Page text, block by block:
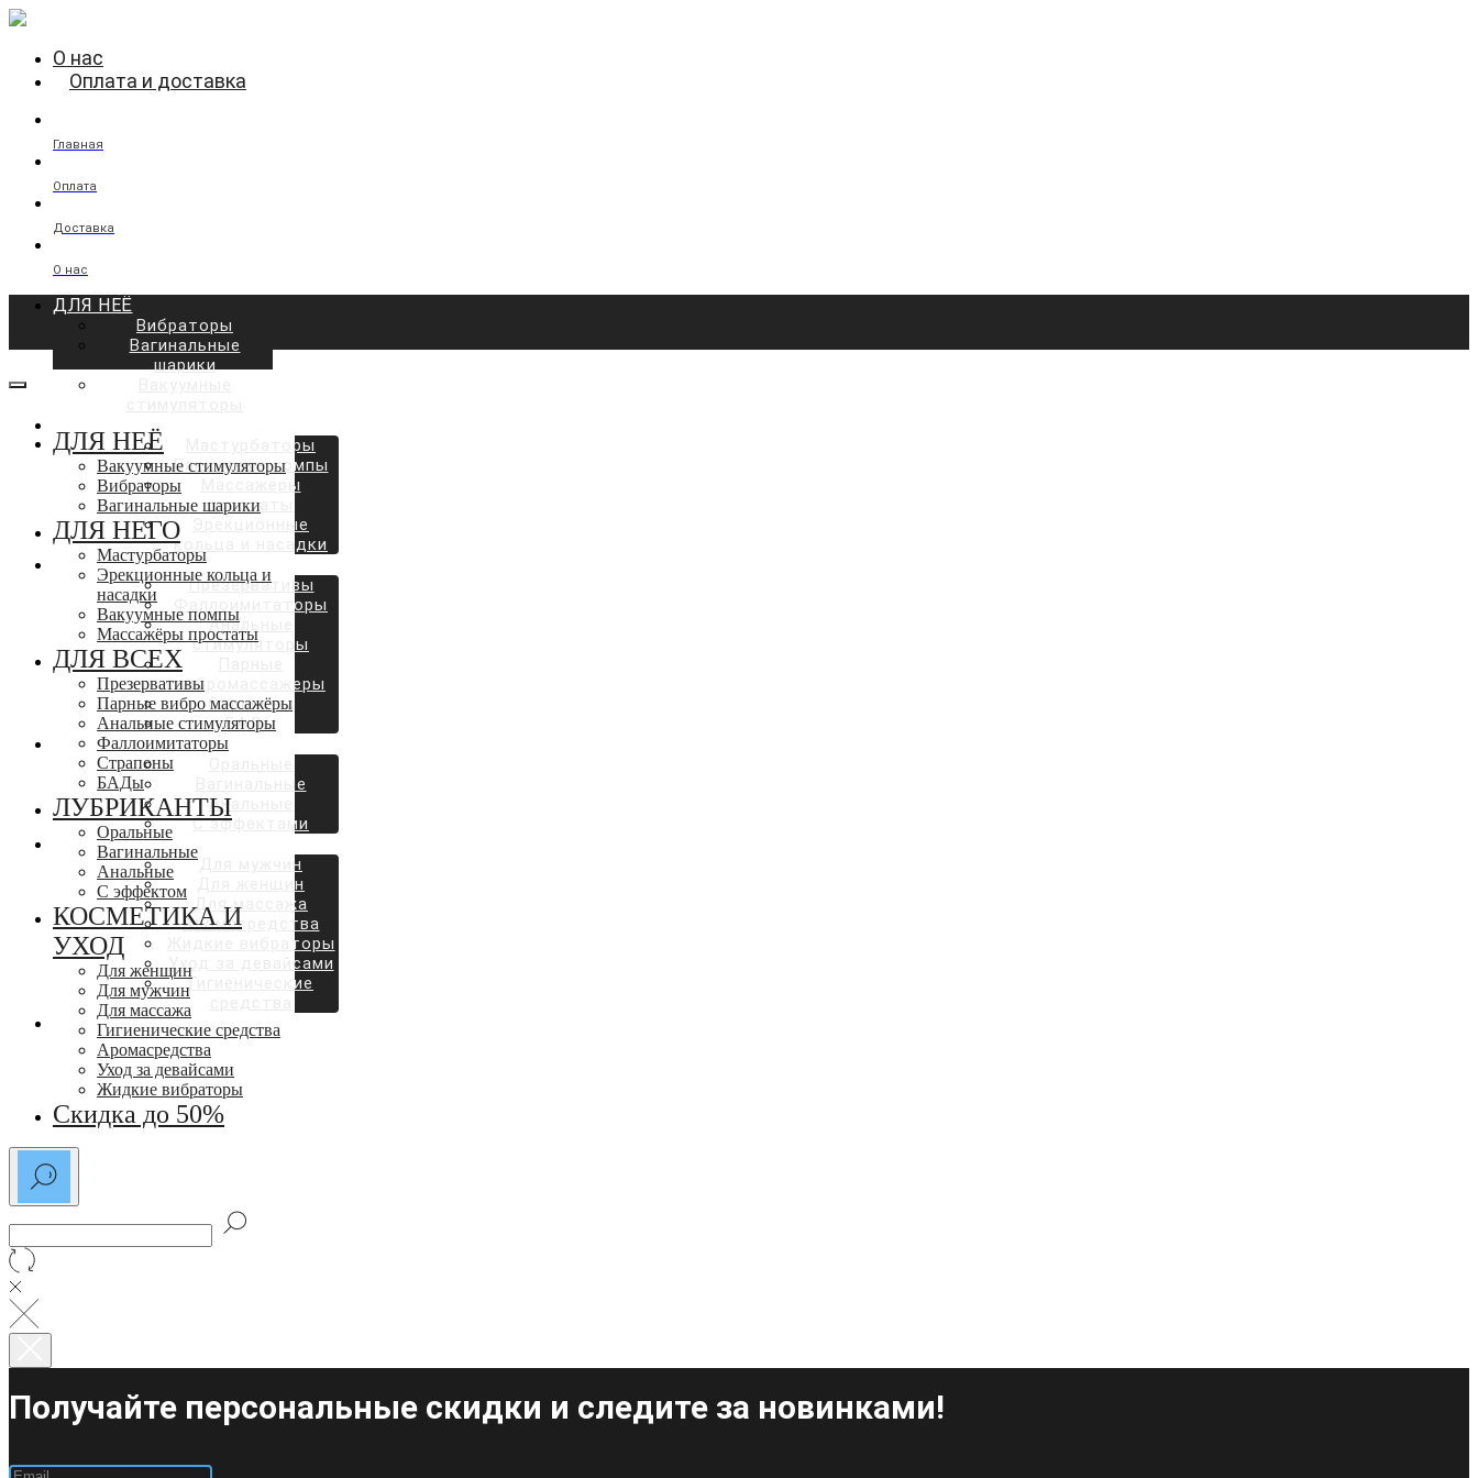
О нас
Оплата и доставка
Главная
Оплата
Доставка
О нас
ДЛЯ НЕЁ
Вибраторы
Вагинальные
шарики
ДЛЯ НЕГО
Мастурбаторы
Вакуумные помпы
Массажёры
простаты
Эрекционные
кольца и насадки
ДЛЯ ВСЕХ
Презервативы
Фаллоимитаторы
Анальные
стимуляторы
вибромассажеры
Страпоны
БАДы
ЛУБРИКАНТЫ
Вагинальные
Анальные
С эффектами
КОСМЕТИКА И УХОД
Для мужчин
Для женщин
Для массажа
Аромасредства
Жидкие вибраторы
Уход за девайсами
Гигиенические
СКИДКИ ДО 50%
ДЛЯ НЕЁ
Вакуумные стимуляторы
Вибраторы
Вагинальные шарики
ДЛЯ НЕГО
Мастурбаторы
Эрекционные кольца и
насадки
Вакуумные помпы
Массажёры простаты
ДЛЯ ВСЕХ
Презервативы
Парные вибро массажёры
Анальные стимуляторы
Фаллоимитаторы
Страпоны
БАДы
ЛУБРИКАНТЫ
Оральные
Вагинальные
Анальные
С эффектом
КОСМЕТИКА И
УХОД
Для женщин
Для мужчин
Для массажа
Гигиенические средства
Аромасредства
Уход за девайсами
Жидкие вибраторы
Скидка до 50%
Получайте персональные скидки и следите за новинками!